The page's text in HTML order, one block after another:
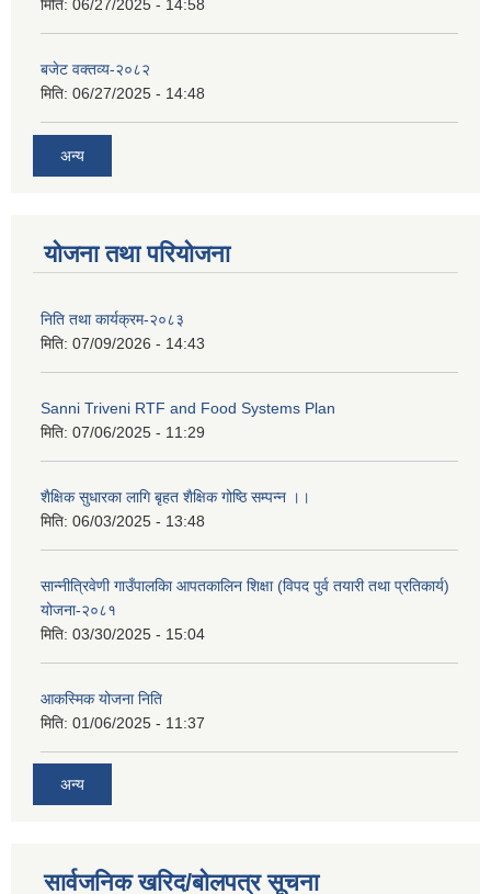
मिति: 06/27/2025 - 14:58
बजेट वक्तव्य-२०८२
मिति: 06/27/2025 - 14:48
अन्य
योजना तथा परियोजना
निति तथा कार्यक्रम-२०८३
मिति: 07/09/2026 - 14:43
Sanni Triveni RTF and Food Systems Plan
मिति: 07/06/2025 - 11:29
शैक्षिक सुधारका लागि बृहत शैक्षिक गोष्ठि सम्पन्न ।।
मिति: 06/03/2025 - 13:48
सान्नीत्रिवेणी गाउँपालकिा आपतकालिन शिक्षा (विपद पुर्व तयारी तथा प्रतिकार्य)
योजना-२०८१
मिति: 03/30/2025 - 15:04
आकस्मिक योजना निति
मिति: 01/06/2025 - 11:37
अन्य
सार्वजनिक खरिद/बोलपत्र सूचना